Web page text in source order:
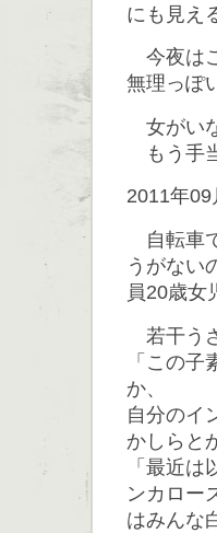
にも見え
今夜は
無理っぽ
女がい
もう手
2011年09
自転車
うがない
員20歳女
若干う
「この
か、
自分のイ
かしらと
「最近
ンカロー
はみんな